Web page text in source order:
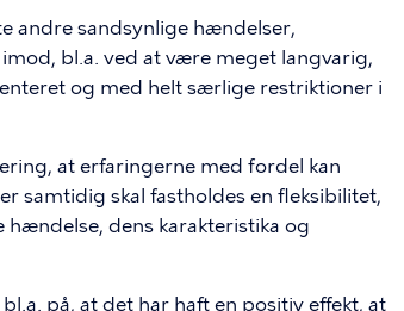
andre sandsynlige hændelser,
bl.a. ved at være meget langvarig,
og med helt særlige restriktioner i
at erfaringerne med fordel kan
samtidig skal fastholdes en fleksibilitet,
dens karakteristika og
på, at det har haft en positiv effekt, at